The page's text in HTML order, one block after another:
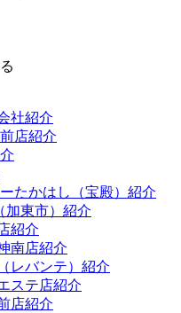
社紹介
店紹介
たかはし（宝殿）紹介
加東市）紹介
紹介
南店紹介
レバンテ）紹介
ステ店紹介
店紹介